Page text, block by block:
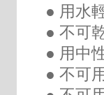
● 用水
● 不可
● 用中
● 不可